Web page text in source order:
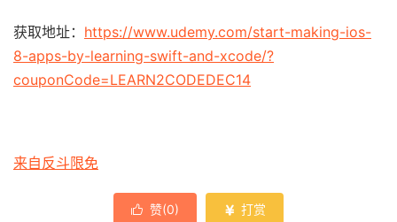
获取地址： https://www.udemy.com/start-making-ios-
8-apps-by-learning-swift-and-xcode/?
couponCode=LEARN2CODEDEC14
来自反斗限免
 赞(0)  打赏